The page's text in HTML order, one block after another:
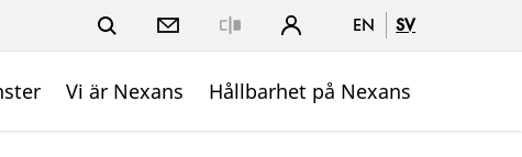
EN SV
Vi är Nexans Hållbarhet på Nexans